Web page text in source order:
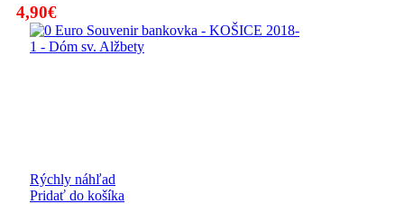
4,90€
Rýchly náhľad
Pridať do košíka